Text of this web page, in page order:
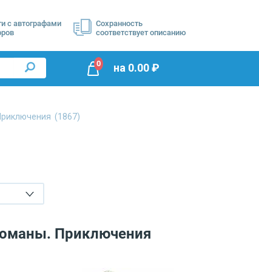
с автографами
Сохранность
соответствует описанию
0 на 0.00₽
(1867)
Приключения